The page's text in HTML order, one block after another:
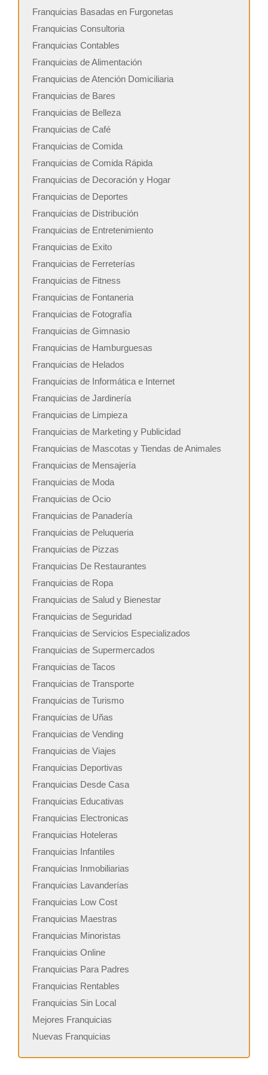
Franquicias Basadas en Furgonetas
Franquicias Consultoria
Franquicias Contables
Franquicias de Alimentación
Franquicias de Atención Domiciliaria
Franquicias de Bares
Franquicias de Belleza
Franquicias de Café
Franquicias de Comida
Franquicias de Comida Rápida
Franquicias de Decoración y Hogar
Franquicias de Deportes
Franquicias de Distribución
Franquicias de Entretenimiento
Franquicias de Exito
Franquicias de Ferreterías
Franquicias de Fitness
Franquicias de Fontaneria
Franquicias de Fotografía
Franquicias de Gimnasio
Franquicias de Hamburguesas
Franquicias de Helados
Franquicias de Informática e Internet
Franquicias de Jardinería
Franquicias de Limpieza
Franquicias de Marketing y Publicidad
Franquicias de Mascotas y Tiendas de Animales
Franquicias de Mensajería
Franquicias de Moda
Franquicias de Ocio
Franquicias de Panadería
Franquicias de Peluqueria
Franquicias de Pizzas
Franquicias De Restaurantes
Franquicias de Ropa
Franquicias de Salud y Bienestar
Franquicias de Seguridad
Franquicias de Servicios Especializados
Franquicias de Supermercados
Franquicias de Tacos
Franquicias de Transporte
Franquicias de Turismo
Franquicias de Uñas
Franquicias de Vending
Franquicias de Viajes
Franquicias Deportivas
Franquicias Desde Casa
Franquicias Educativas
Franquicias Electronicas
Franquicias Hoteleras
Franquicias Infantiles
Franquicias Inmobiliarias
Franquicias Lavanderías
Franquicias Low Cost
Franquicias Maestras
Franquicias Minoristas
Franquicias Online
Franquicias Para Padres
Franquicias Rentables
Franquicias Sin Local
Mejores Franquicias
Nuevas Franquicias